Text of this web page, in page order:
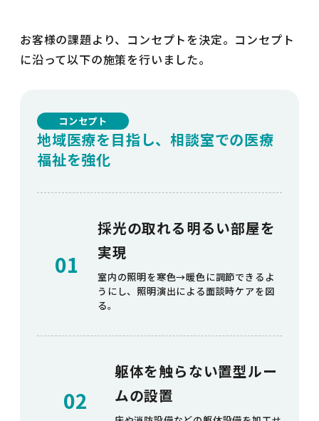
お客様の課題より、コンセプトを決定。コンセプト
に沿って以下の施策を行いました。
コンセプト
地域医療を目指し、相談室での医療
福祉を強化
01
採光の取れる明るい部屋を
実現
室内の照明を寒色→暖色に調節できるよ
うにし、照明演出による面談時ケアを図
る。
02
躯体を触らない置型ルー
ムの設置